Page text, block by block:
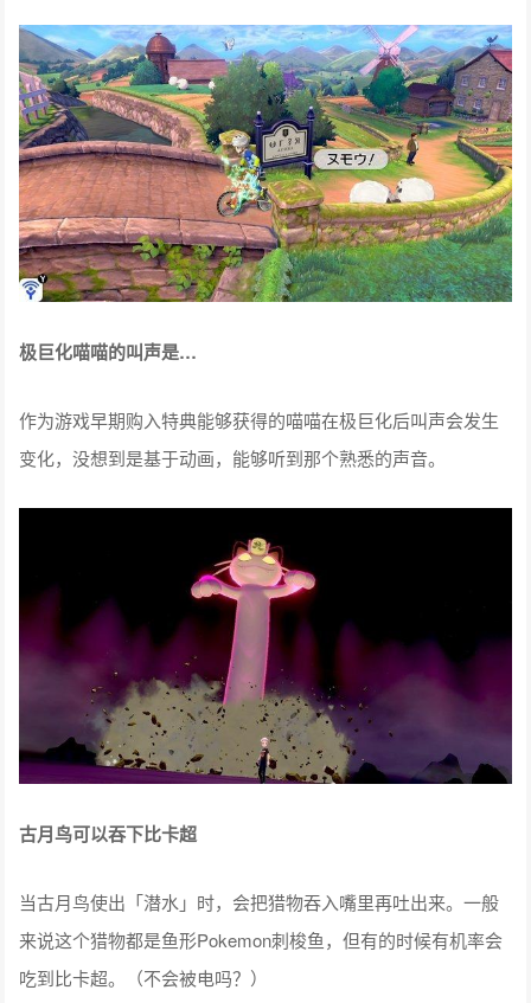
单车的小彩蛋
骑单车的时候按手掣左手柄时会响铃，另外还可以进行冲刺。
极巨化喵喵的叫声是…
作为游戏早期购入特典能够获得的喵喵在极巨化后叫声会发生
变化，没想到是基于动画，能够听到那个熟悉的声音。